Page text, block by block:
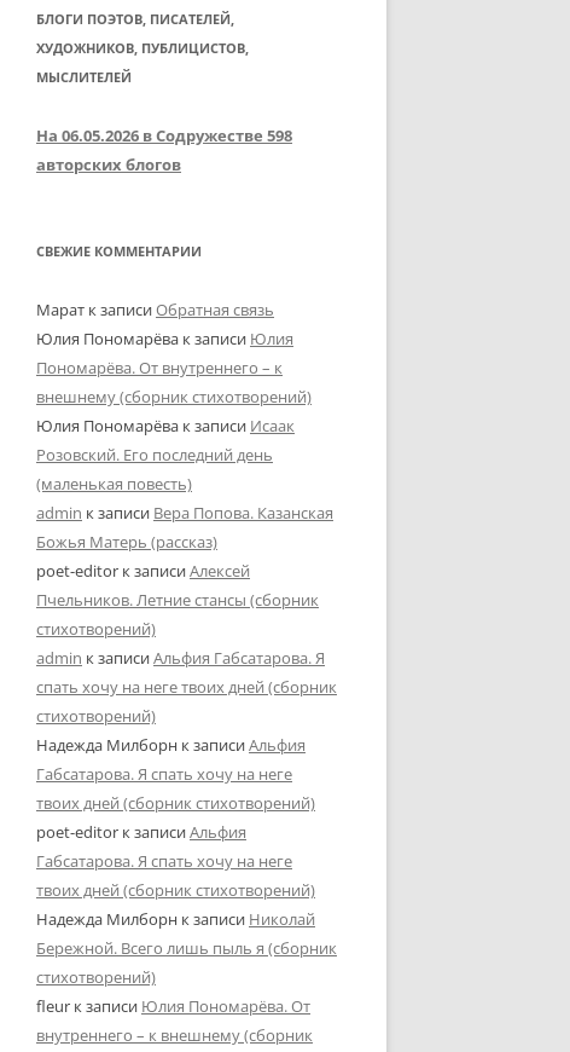
БЛОГИ ПОЭТОВ, ПИСАТЕЛЕЙ,
ХУДОЖНИКОВ, ПУБЛИЦИСТОВ,
МЫСЛИТЕЛЕЙ
На 06.05.2026 в Содружестве 598
авторских блогов
СВЕЖИЕ КОММЕНТАРИИ
Марат к записиОбратная связь
Юлия Пономарёва к записи Юлия
Пономарёва. От внутреннего – к
внешнему (сборник стихотворений)
Юлия Пономарёва к записи Исаак
Розовский. Его последний день
(маленькая повесть)
admin к записи Вера Попова. Казанская
Божья Матерь (рассказ)
poet-editor к записиАлексей
Пчельников. Летние стансы (сборник
стихотворений)
admin к записиАльфия Габсатарова. Я
спать хочу на неге твоих дней (сборник
стихотворений)
Надежда Милборн к записиАльфия
Габсатарова. Я спать хочу на неге
твоих дней (сборник стихотворений)
poet-editor к записиАльфия
Габсатарова. Я спать хочу на неге
твоих дней (сборник стихотворений)
Надежда Милборн к записи Николай
Бережной. Всего лишь пыль я (сборник
стихотворений)
fleur к записи Юлия Пономарёва. От
внутреннего – к внешнему (сборник